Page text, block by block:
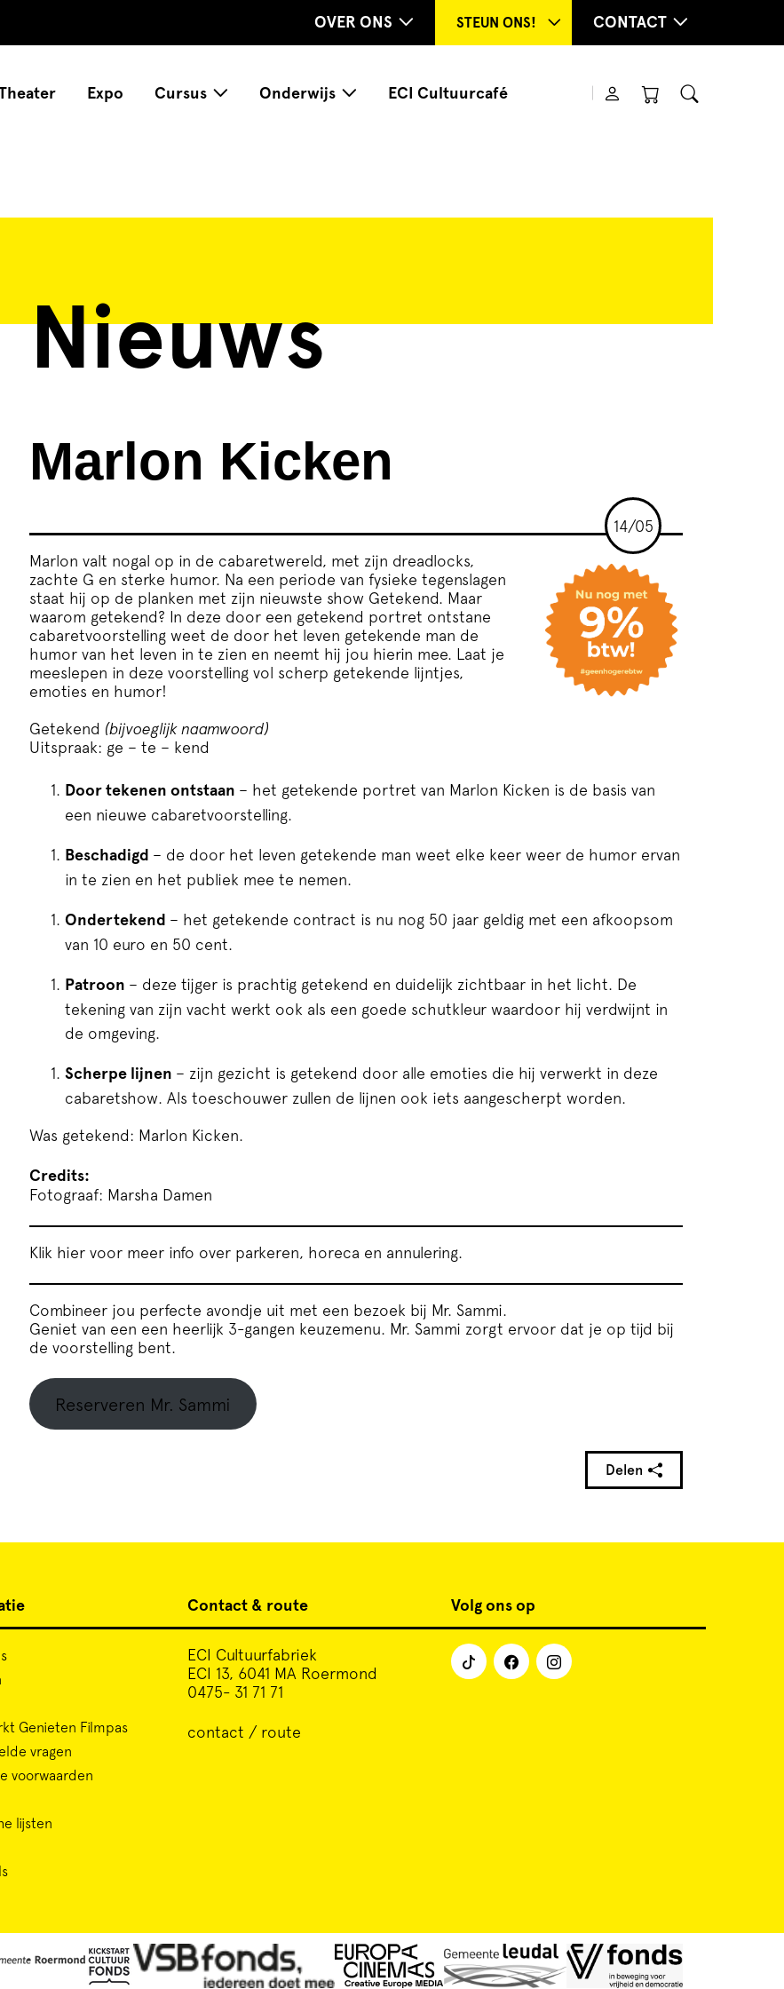
OVER ONS STEUN ONS! CONTACT
Expo Cursus Onderwijs ECI Cultuurcafé
Nieuws
Marlon Kicken
14/05
Marlon valt nogal op in de cabaretwereld, met zijn dreadlocks,
zachte G en sterke humor. Na een periode van fysieke tegenslagen
staat hij op de planken met zijn nieuwste show Getekend. Maar
waarom getekend? In deze door een getekend portret ontstane
cabaretvoorstelling weet de door het leven getekende man de
humor van het leven in te zien en neemt hij jou hierin mee. Laat je
meeslepen in deze voorstelling vol scherp getekende lijntjes,
emoties en humor!
Getekend (bijvoeglijk naamwoord)
Uitspraak: ge – te – kend
Door tekenen ontstaan – het getekende portret van Marlon Kicken is de basis van
een nieuwe cabaretvoorstelling.
Beschadigd – de door het leven getekende man weet elke keer weer de humor ervan
in te zien en het publiek mee te nemen.
Ondertekend – het getekende contract is nu nog 50 jaar geldig met een afkoopsom
van 10 euro en 50 cent.
Patroon – deze tijger is prachtig getekend en duidelijk zichtbaar in het licht. De
tekening van zijn vacht werkt ook als een goede schutkleur waardoor hij verdwijnt in
de omgeving.
Scherpe lijnen – zijn gezicht is getekend door alle emoties die hij verwerkt in deze
cabaretshow. Als toeschouwer zullen de lijnen ook iets aangescherpt worden.
Was getekend: Marlon Kicken.
Credits:
Fotograaf: Marsha Damen
Klik hier voor meer info over parkeren, horeca en annulering.
Combineer jou perfecte avondje uit met een bezoek bij Mr. Sammi.
Geniet van een een heerlijk 3-gangen keuzemenu. Mr. Sammi zorgt ervoor dat je op tijd bij
de voorstelling bent.
Reserveren Mr. Sammi
Delen
Genieten Filmpas
vragen
voorwaarden
lijsten
Contact & route
ECI Cultuurfabriek
ECI 13, 6041 MA Roermond
0475- 31 71 71
contact / route
Volg ons op